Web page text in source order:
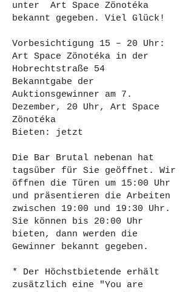
unter Art Space Zönotéka
bekannt gegeben. Viel Glück!
Vorbesichtigung 15 – 20 Uhr:
Art Space Zönotéka in der
Hobrechtstraße 54
Bekanntgabe der
Auktionsgewinner am 7.
Dezember, 20 Uhr, Art Space
Zönotéka
Bieten: jetzt
Die Bar Brutal nebenan hat
tagsüber für Sie geöffnet. Wir
öffnen die Türen um 15:00 Uhr
und präsentieren die Arbeiten
zwischen 19:00 und 19:30 Uhr.
Sie können bis 20:00 Uhr
bieten, dann werden die
Gewinner bekannt gegeben.
* Der Höchstbietende erhält
zusätzlich eine "You are